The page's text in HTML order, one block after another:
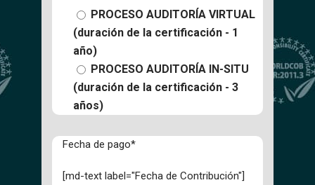
PROCESO AUDITORÍA VIRTUAL
(duración de la certificación - 1
año)
PROCESO AUDITORÍA IN-SITU
(duración de la certificación - 3
años)
Fecha de pago*
[md-text label="Fecha de Contribución"]